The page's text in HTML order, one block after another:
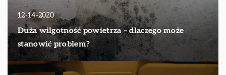
12-14-2020
Duża wilgotność powietrza – dlaczego może
stanowić problem?